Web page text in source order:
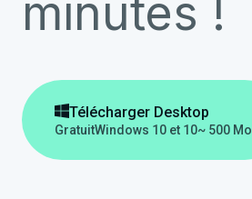
minutes !
Télécharger Desktop
GratuitWindows 10 et 10~ 500 Mo